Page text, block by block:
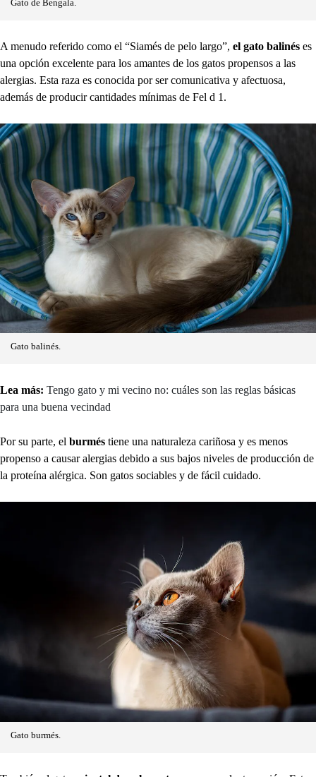
Gato de Bengala.
A menudo referido como el “Siamés de pelo largo”, el gato balinés es
una opción excelente para los amantes de los gatos propensos a las
alergias. Esta raza es conocida por ser comunicativa y afectuosa,
además de producir cantidades mínimas de Fel d 1.
Gato balinés.
Lea más: Tengo gato y mi vecino no: cuáles son las reglas básicas
para una buena vecindad
Por su parte, el burmés tiene una naturaleza cariñosa y es menos
propenso a causar alergias debido a sus bajos niveles de producción de
la proteína alérgica. Son gatos sociables y de fácil cuidado.
Gato burmés.